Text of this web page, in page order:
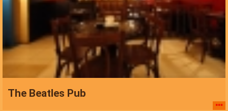
The Beatles Pub